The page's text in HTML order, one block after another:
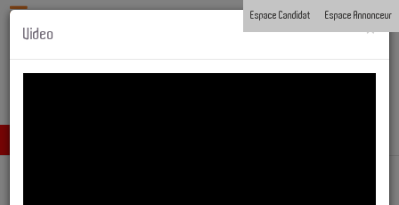
Espace Candidat Espace Annonceur
×
Video